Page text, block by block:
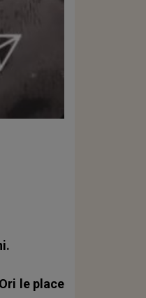
le place